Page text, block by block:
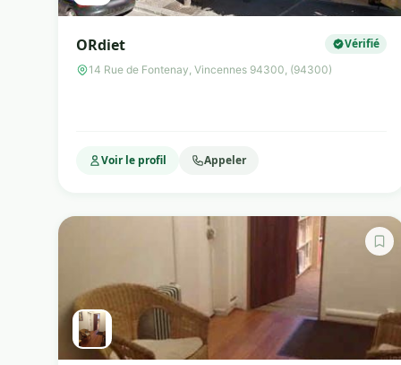
ORdiet Vérifié
14 Rue de Fontenay, Vincennes 94300, (94300)
Voir le profil Appeler